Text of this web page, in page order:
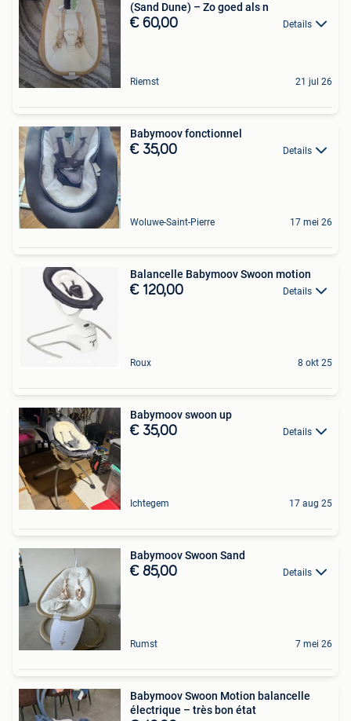
(Sand Dune) – Zo goed als n
€ 60,00 Details
Riemst 21 jul 26
Babymoov fonctionnel
€ 35,00 Details
Woluwe-Saint-Pierre 17 mei 26
Balancelle Babymoov Swoon motion
€ 120,00 Details
Roux 8 okt 25
Babymoov swoon up
€ 35,00 Details
Ichtegem 17 aug 25
Babymoov Swoon Sand
€ 85,00 Details
Rumst 7 mei 26
Babymoov Swoon Motion balancelle
électrique – très bon état